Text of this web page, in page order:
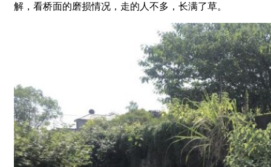
解，看桥面的磨损情况，走的人不多，长满了草。